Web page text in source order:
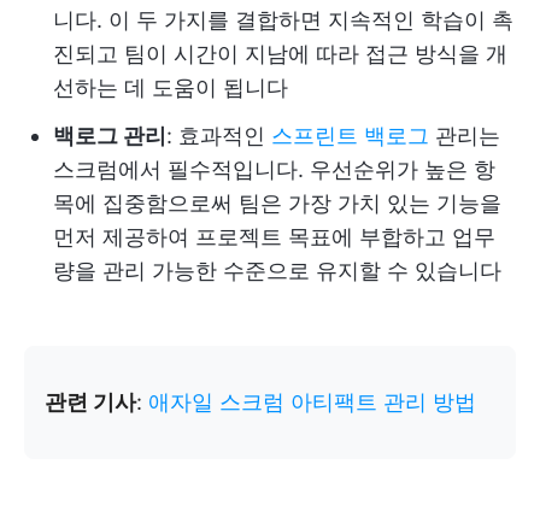
니다. 이 두 가지를 결합하면 지속적인 학습이 촉
진되고 팀이 시간이 지남에 따라 접근 방식을 개
선하는 데 도움이 됩니다
백로그 관리 : 효과적인 스프린트 백로그 관리는
스크럼에서 필수적입니다. 우선순위가 높은 항
목에 집중함으로써 팀은 가장 가치 있는 기능을
먼저 제공하여 프로젝트 목표에 부합하고 업무
량을 관리 가능한 수준으로 유지할 수 있습니다
관련 기사: 애자일 스크럼 아티팩트 관리 방법